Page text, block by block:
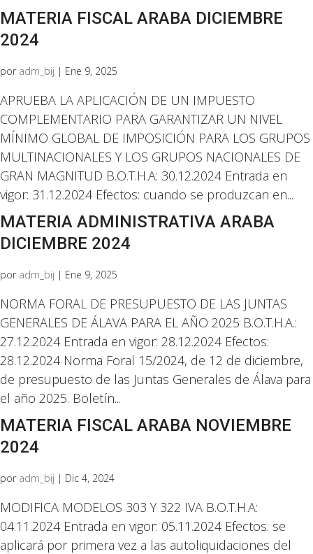
MATERIA FISCAL ARABA DICIEMBRE
2024
por adm_bij | Ene 9, 2025
APRUEBA LA APLICACIÓN DE UN IMPUESTO
COMPLEMENTARIO PARA GARANTIZAR UN NIVEL
MÍNIMO GLOBAL DE IMPOSICIÓN PARA LOS GRUPOS
MULTINACIONALES Y LOS GRUPOS NACIONALES DE
GRAN MAGNITUD B.O.T.H.A: 30.12.2024 Entrada en
vigor: 31.12.2024 Efectos: cuando se produzcan en...
MATERIA ADMINISTRATIVA ARABA
DICIEMBRE 2024
por adm_bij | Ene 9, 2025
NORMA FORAL DE PRESUPUESTO DE LAS JUNTAS
GENERALES DE ÁLAVA PARA EL AÑO 2025 B.O.T.H.A.:
27.12.2024 Entrada en vigor: 28.12.2024 Efectos:
28.12.2024 Norma Foral 15/2024, de 12 de diciembre,
de presupuesto de las Juntas Generales de Álava para
el año 2025. Boletín...
MATERIA FISCAL ARABA NOVIEMBRE
2024
por adm_bij | Dic 4, 2024
MODIFICA MODELOS 303 Y 322 IVA B.O.T.H.A:
04.11.2024 Entrada en vigor: 05.11.2024 Efectos: se
aplicará por primera vez a las autoliquidaciones del